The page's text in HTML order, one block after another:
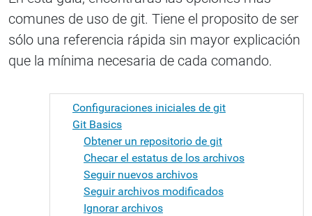
comunes de uso de git. Tiene el proposito de ser
sólo una referencia rápida sin mayor explicación
que la mínima necesaria de cada comando.
Configuraciones iniciales de git
Git Basics
Obtener un repositorio de git
Checar el estatus de los archivos
Seguir nuevos archivos
Seguir archivos modificados
Ignorar archivos